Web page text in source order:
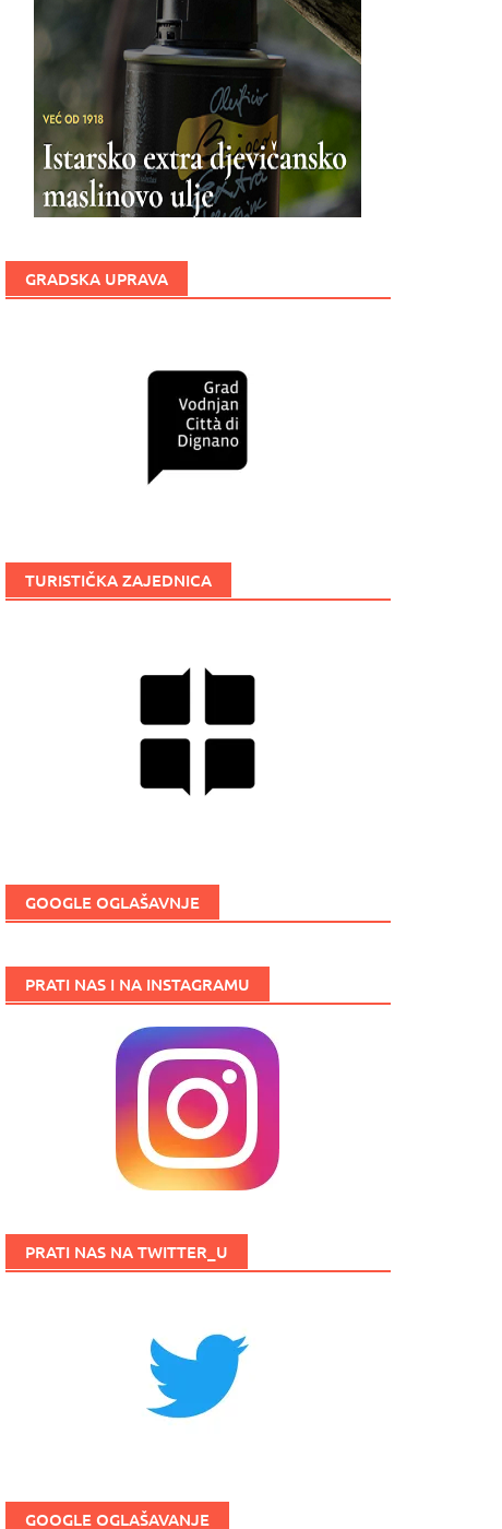
GRADSKA UPRAVA
TURISTIČKA ZAJEDNICA
GOOGLE OGLAŠAVNJE
PRATI NAS I NA INSTAGRAMU
PRATI NAS NA TWITTER_U
GOOGLE OGLAŠAVANJE